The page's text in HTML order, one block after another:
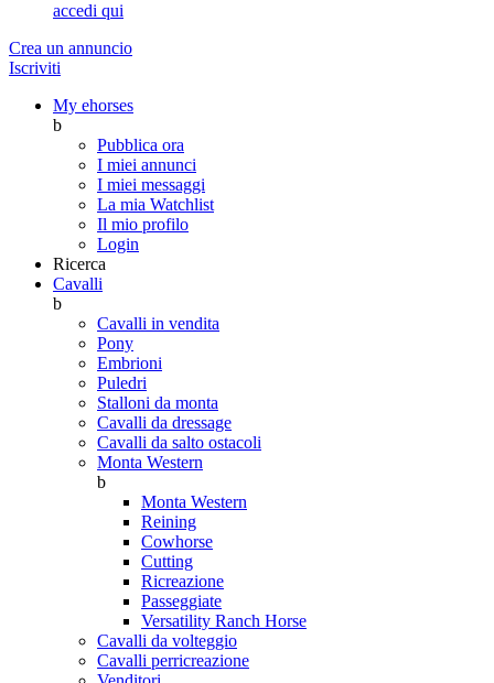
accedi qui
Crea un annuncio
Iscriviti
My ehorses
b
Pubblica ora
I miei annunci
I miei messaggi
La mia Watchlist
Il mio profilo
Login
Ricerca
Cavalli
b
Cavalli in vendita
Pony
Embrioni
Puledri
Stalloni da monta
Cavalli da dressage
Cavalli da salto ostacoli
Monta Western
b
Monta Western
Reining
Cowhorse
Cutting
Ricreazione
Passeggiate
Versatility Ranch Horse
Cavalli da volteggio
Cavalli perricreazione